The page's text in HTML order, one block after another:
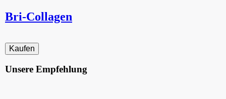
Bri-Collagen
Unsere Empfehlung